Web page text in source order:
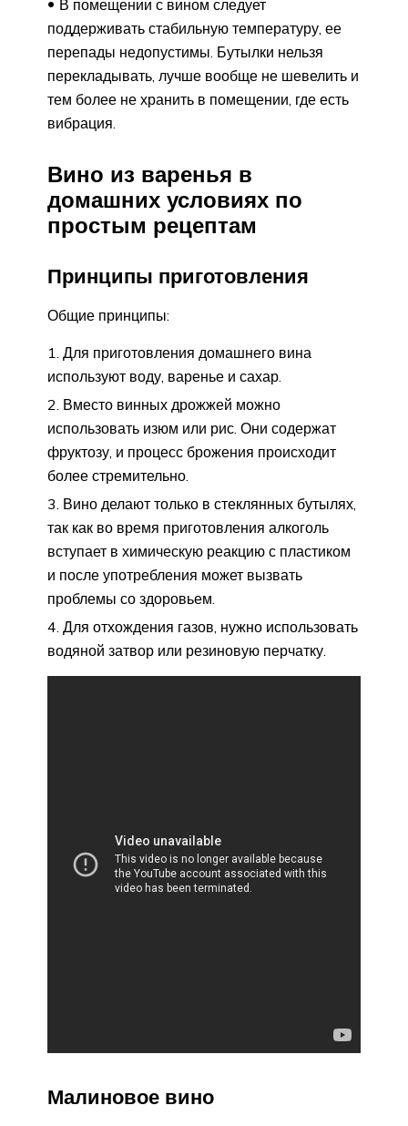
В помещении с вином следует
поддерживать стабильную температуру, ее
перепады недопустимы. Бутылки нельзя
перекладывать, лучше вообще не шевелить и
тем более не хранить в помещении, где есть
вибрация.
Вино из варенья в
домашних условиях по
простым рецептам
Принципы приготовления
Общие принципы:
Для приготовления домашнего вина
используют воду, варенье и сахар.
Вместо винных дрожжей можно
использовать изюм или рис. Они содержат
фруктозу, и процесс брожения происходит
более стремительно.
Вино делают только в стеклянных бутылях,
так как во время приготовления алкоголь
вступает в химическую реакцию с пластиком
и после употребления может вызвать
проблемы со здоровьем.
Для отхождения газов, нужно использовать
водяной затвор или резиновую перчатку.
Малиновое вино